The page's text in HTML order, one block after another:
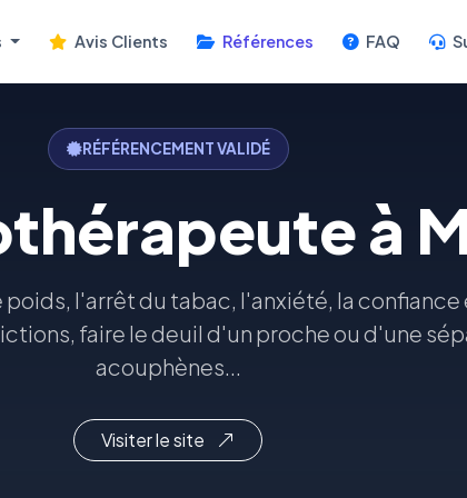
Avis Clients Références FAQ
RÉFÉRENCEMENT VALIDÉ
à
l'arrêt du tabac, l'anxiété, la
faire le deuil d'un proche ou d'une
acouphènes...
Visiter le site